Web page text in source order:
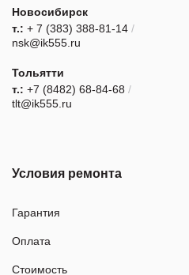
Новосибирск
т.: + 7 (383) 388-81-14 /
nsk@ik555.ru
Тольятти
т.: +7 (8482) 68-84-68 /
tlt@ik555.ru
Условия ремонта
Гарантия
Оплата
Стоимость